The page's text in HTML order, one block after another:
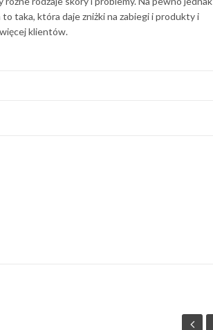
taka, która daje zniżki na zabiegi i produkty i
klientów.